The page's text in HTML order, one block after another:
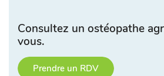
Consultez un ostéopathe
vous.
Prendre un RDV